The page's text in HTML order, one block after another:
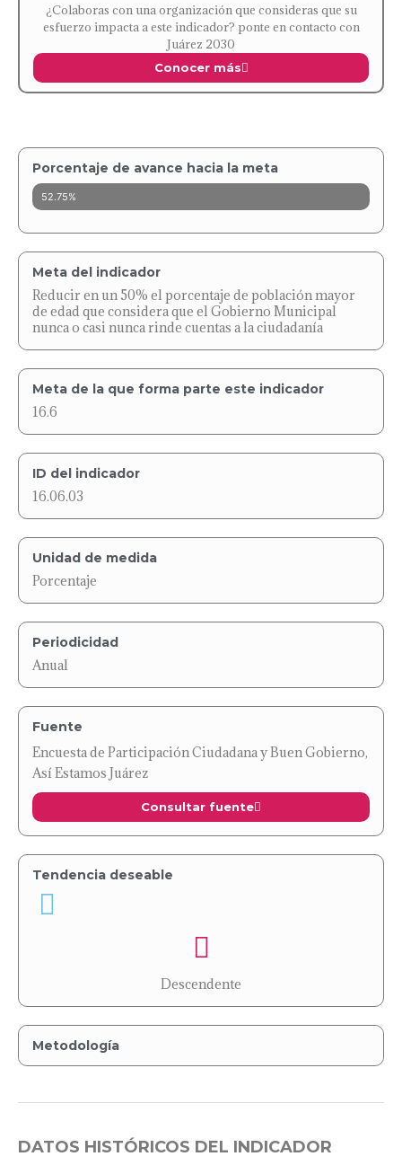
Porcentaje de avance hacia la meta
52.75%
Meta del indicador
Reducir en un 50% el porcentaje de población mayor
de edad que considera que el Gobierno Municipal
nunca o casi nunca rinde cuentas a la ciudadanía
Meta de la que forma parte este indicador
16.6
ID del indicador
16.06.03
Unidad de medida
Porcentaje
Periodicidad
Anual
Fuente
Encuesta de Participación Ciudadana y Buen Gobierno,
Así Estamos Juárez
Consultar fuente
Tendencia deseable
Descendente
Metodología
DATOS HISTÓRICOS DEL INDICADOR
¿Colaboras con una organización que consideras que su
esfuerzo impacta a este indicador? ponte en contacto con
Juárez 2030
Conocer más